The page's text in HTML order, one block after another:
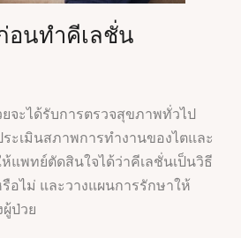
อนทำคีเลชั่น
จะได้รับการตรวจสุขภาพทั่วไป
ระเมินสภาพการทำงานของไตและ
แพทย์ตัดสินใจได้ว่าคีเลชั่นเป็นวิธี
อไม่ และวางแผนการรักษาให้
ป่วย